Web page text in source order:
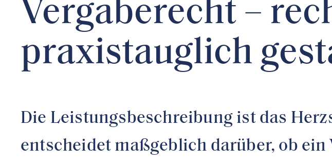
Vergaberecht –
praxistauglich
Die Leistungsbeschreibung ist das
entscheidet maßgeblich darüber, ob